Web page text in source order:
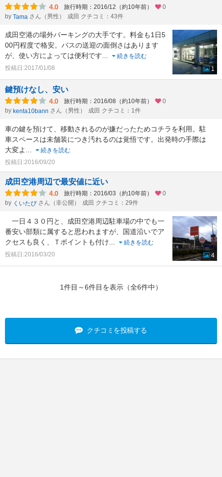
4.0 旅行時期：2016/12（約10年前）
0
by Tama さん（男性） 成田 クチコミ：43件
成田空港の場外パーキングの大手です。料金も1日5
00円程度で格安。バスの送迎の面倒さはあります
が、使い方によっては便利です...
続きを読む
投稿日:2017/01/08
1
鍵預けなし、安い
4.0 旅行時期：2016/08（約10年前）
0
by kenta10bann さん（男性） 成田 クチコミ：1件
車の鍵を預けて、移動されるのが嫌だったためコチラを利用。駐
車スペースは未舗装につき汚れるのは覚悟です。出発時の手際は
大変よ ...
続きを読む
投稿日:2016/09/20
成田空港周辺で最安値に近い
4.0 旅行時期：2016/03（約10年前）
0
by くいたび さん（非公開） 成田 クチコミ：29件
一日４３０円と、成田空港周辺駐車場の中でも一
番安い部類に属すると思われますが、国道沿いでア
クセスも良く、Ｔポイントも付け...
続きを読む
投稿日:2016/03/20
4
1件目～6件目を表示（全6件中）
クチコミを投稿する